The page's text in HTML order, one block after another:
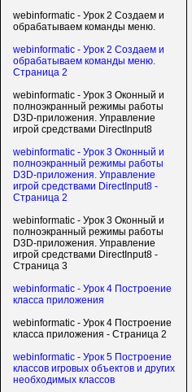
webinformatic - Урок 2 Создаем и
обрабатываем команды меню.
webinformatic - Урок 2 Создаем и
обрабатываем команды меню.
Страница 2
webinformatic - Урок 3 Оконный и
полноэкранный режимы работы
D3D-приложения. Управление
игрой средствами DirectInput8
webinformatic - Урок 3 Оконный и
полноэкранный режимы работы
D3D-приложения. Управление
игрой средствами DirectInput8 -
Страница 2
webinformatic - Урок 3 Оконный и
полноэкранный режимы работы
D3D-приложения. Управление
игрой средствами DirectInput8 -
Страница 3
webinformatic - Урок 4 Построение
класса приложения
webinformatic - Урок 4 Построение
класса приложения - Страница 2
webinformatic - Урок 5 Построение
классов игровых объектов и других
необходимых классов